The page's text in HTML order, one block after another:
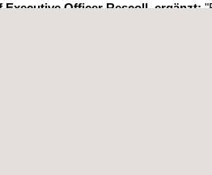
Executive Officer Rescoll, ergänzt: